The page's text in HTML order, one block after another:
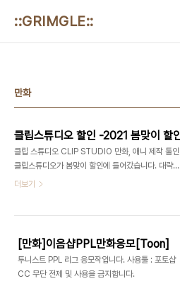
::GRIMGLE::
만화
클립 스튜디오 CLIP STUDIO 만화, 애니 제작 툴인
클립스튜디오가 봄맞이 할인에 들어갔습니다. 대략
분기에 한 번 정도씩 할인하는 듯한 클립 스튜디오입
인때 할인된 가격에 업그레이드가 가능합니다. 할인
때 구입하시면 27500원이면 일시불 버전을 구입할
수 있습니다. 제 경우는 포토샵도 정기구독 중이지만
클립 스튜디오를 사용해보고 싶기도 하고 필요도 해
더보기
[만화]이음샵PPL만화응모[Toon]
투니스트 PPL 리그 응모작입니다. 사용툴 : 포토샵
CC 무단 전제 및 사용을 금지합니다.